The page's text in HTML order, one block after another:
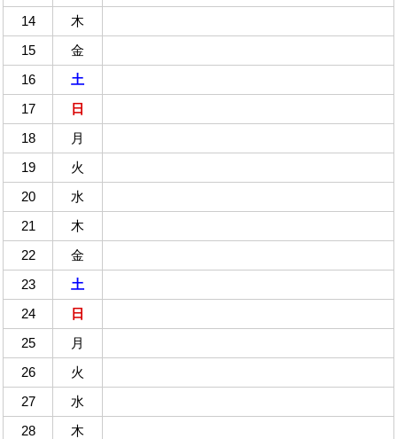
14
木
15
金
16
土
17
日
18
月
19
火
20
水
21
木
22
金
23
土
24
日
25
月
26
火
27
水
28
木